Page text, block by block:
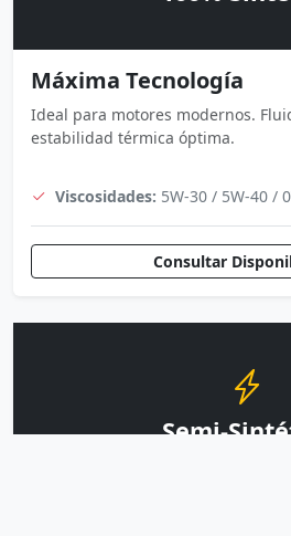
Máxima Tecnología
Ideal para motores modernos.
estabilidad térmica óptima.
Viscosidades: 5W-30 / 5W-40 /
Consultar
Semi-